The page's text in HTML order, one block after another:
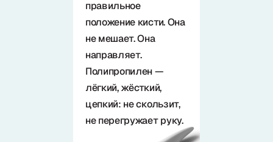
правильное
положение кисти. Она
не мешает. Она
направляет.
Полипропилен —
лёгкий, жёсткий,
цепкий: не скользит,
не перегружает руку.